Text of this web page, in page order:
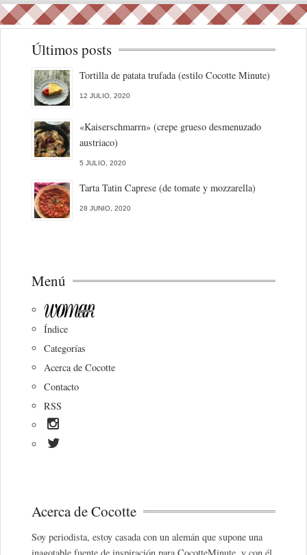
Últimos posts
Tortilla de patata trufada (estilo Cocotte Minute)
12 JULIO, 2020
«Kaiserschmarrn» (crepe grueso desmenuzado
austriaco)
5 JULIO, 2020
Tarta Tatin Caprese (de tomate y mozzarella)
28 JUNIO, 2020
Menú
Índice
Categorías
Acerca de Cocotte
Contacto
RSS
Acerca de Cocotte
Soy periodista, estoy casada con un alemán que supone una